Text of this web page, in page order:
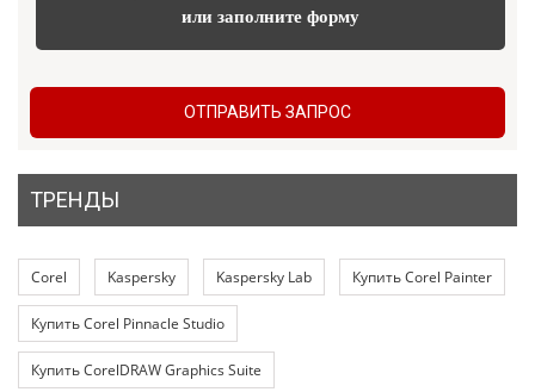
или заполните форму
ОТПРАВИТЬ ЗАПРОС
ТРЕНДЫ
Corel Kaspersky Kaspersky Lab Купить Corel Painter
Купить Corel Pinnacle Studio
Купить CorelDRAW Graphics Suite